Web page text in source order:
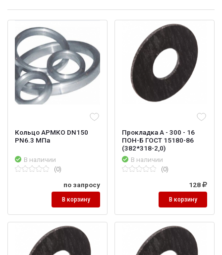
Кольцо АРМКО DN150
PN6.3 МПа
В наличии
(0)
по запросу
В корзину
Прокладка А - 300 - 16
ПОН-Б ГОСТ 15180-86
(382*318-2,0)
В наличии
(0)
128
В корзину